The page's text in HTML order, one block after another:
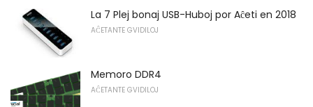
La 7 Plej bonaj USB-Huboj por Aĉeti en 2018
AĈETANTE GVIDILOJ
Memoro DDR4
AĈETANTE GVIDILOJ